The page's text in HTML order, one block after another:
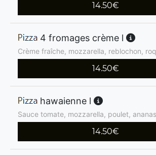
14.50€
4 fromages crème l
Crème fraîche, mozzarella, reblochon,
14.50€
hawaienne l
Sauce tomate, mozzarella, poulet,
14.50€